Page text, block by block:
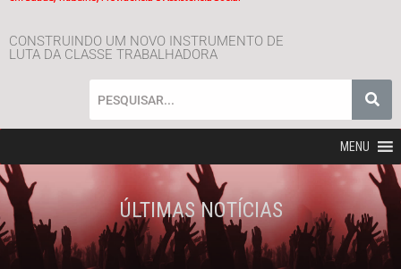
CONSTRUINDO UM NOVO INSTRUMENTO DE
LUTA DA CLASSE TRABALHADORA
MENU
ÚLTIMAS NOTÍCIAS